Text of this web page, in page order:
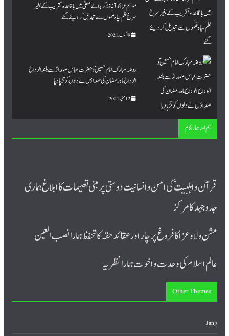
موسم عزا کا آغاز؛ کربلائے معلیٰ میں باقاعدہ تقریب کے بغیر
سرخ عَلَم سیاہ عَلَموں سے تبدیل کردیئے گئے
9 اگست, 2021
روضہ مبارک امام حسینؑ و حضرت عباس علمدارؑ سے بلند الوداع
الوداع ماہ رمضان کی صداؤں نے دلوں کو تڑپا دیا
12 مئی, 2021
ہم اور ہمارا کام
قرآن و اہلبیت ؑ کی امن و انسانیت دوستی پر مبنی تعلیمات کا ابلاغ ہماری
جدوجہد کا مرکز
مشن ولا و عزا کا فروغ پرچار اورعقائد حقہ کا تحفظ ہمارا نصب العین
عالم اسلام کی وحدت و اخوت ہمارا نظریہ
Other Themes
Jang